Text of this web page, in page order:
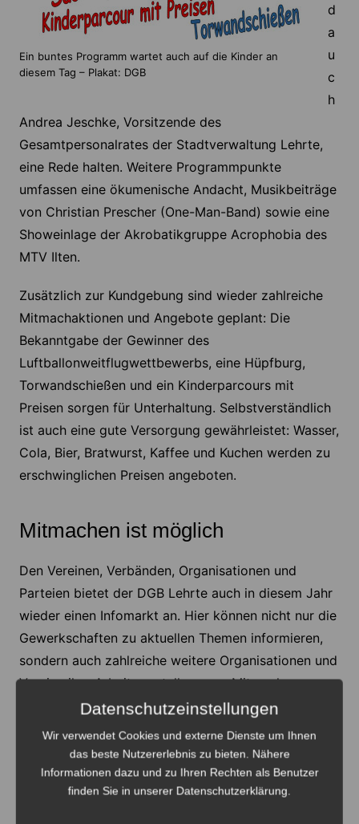
Ein buntes Programm wartet auch auf die Kinder an
diesem Tag – Plakat: DGB
d
a
u
c
h
Andrea Jeschke, Vorsitzende des
Gesamtpersonalrates der Stadtverwaltung Lehrte,
eine Rede halten. Weitere Programmpunkte
umfassen eine ökumenische Andacht, Musikbeiträge
von Christian Prescher (One-Man-Band) sowie eine
Showeinlage der Akrobatikgruppe Acrophobia des
MTV Ilten.
Zusätzlich zur Kundgebung sind wieder zahlreiche
Mitmachaktionen und Angebote geplant: Die
Bekanntgabe der Gewinner des
Luftballonweitflugwettbewerbs, eine Hüpfburg,
Torwandschießen und ein Kinderparcours mit
Preisen sorgen für Unterhaltung. Selbstverständlich
ist auch eine gute Versorgung gewährleistet: Wasser,
Cola, Bier, Bratwurst, Kaffee und Kuchen werden zu
erschwinglichen Preisen angeboten.
Mitmachen ist möglich
Den Vereinen, Verbänden, Organisationen und
Parteien bietet der DGB Lehrte auch in diesem Jahr
wieder einen Infomarkt an. Hier können nicht nur die
Gewerkschaften zu aktuellen Themen informieren,
sondern auch zahlreiche weitere Organisationen und
Vereine ihre Arbeit vorstellen, zum Mitmachen
einladen und neue Kontakte knüpfen.
Interessierte Vereine, Verbände, Parteien und
Organisationen, die an der Maikundgebung oder
dem Maifest teilnehmen möchten, können sich noch
Datenschutzeinstellungen
Wir verwendet Cookies und externe Dienste um Ihnen
das beste Nutzererlebnis zu bieten. Nähere
Informationen dazu und zu Ihren Rechten als Benutzer
finden Sie in unserer Datenschutzerklärung.